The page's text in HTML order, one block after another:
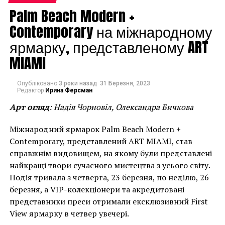
Palm Beach Modern +
Contemporary на міжнародному
ярмарку, представленому ART
MIAMI
Опубліковано 3 роки назад 31 Березня, 2023
Редактор Ирина Ферсман
Арт огляд: Надія Чорновіл, Олександра Бичкова
Міжнародний ярмарок Palm Beach Modern +
Contemporary, представлений ART MIAMI, став
справжнім видовищем, на якому були представлені
найкращі твори сучасного мистецтва з усього світу.
Подія тривала з четверга, 23 березня, по неділю, 26
березня, а VIP-колекціонери та акредитовані
представники преси отримали ексклюзивний First
View ярмарку в четвер увечері.